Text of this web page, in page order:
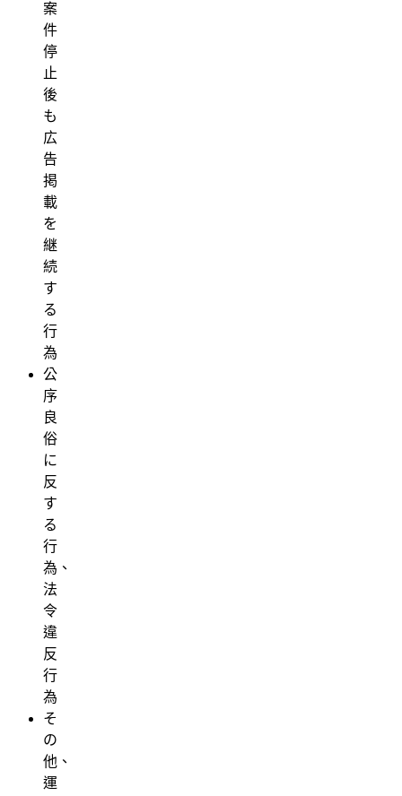
案
件
停
止
後
も
広
告
掲
載
を
継
続
す
る
行
為
公
序
良
俗
に
反
す
る
行
為、
法
令
違
反
行
為
そ
の
他、
運